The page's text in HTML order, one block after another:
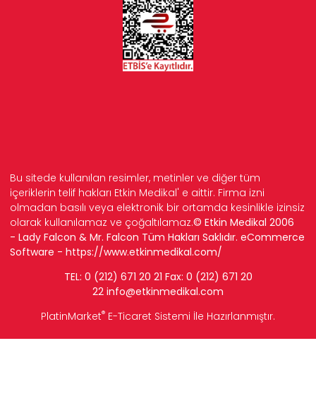
Bu sitede kullanılan resimler, metinler ve diğer tüm
içeriklerin telif hakları Etkin Medikal' e aittir. Firma izni
olmadan basılı veya elektronik bir ortamda kesinlikle izinsiz
olarak kullanılamaz ve çoğaltılamaz.© Etkin Medikal 2006
- Lady Falcon & Mr. Falcon Tüm Hakları Saklıdır. eCommerce
Software - https://www.etkinmedikal.com/
TEL: 0 (212) 671 20 21 Fax: 0 (212) 671 20
22 info@etkinmedikal.com
PlatinMarket® E-Ticaret Sistemi İle Hazırlanmıştır.